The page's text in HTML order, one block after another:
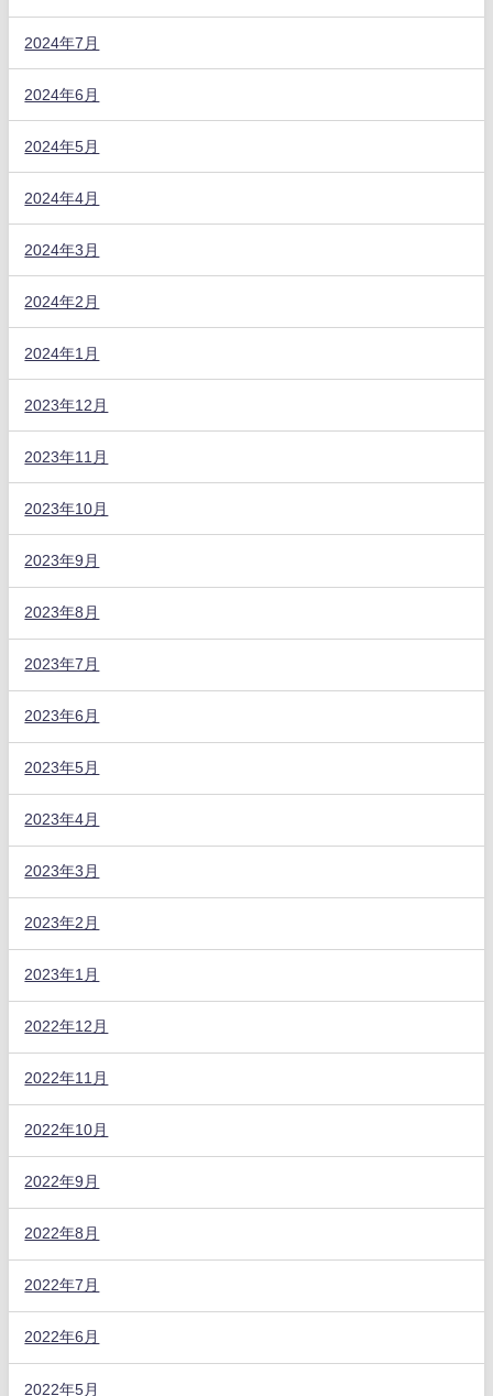
2024年7月
2024年6月
2024年5月
2024年4月
2024年3月
2024年2月
2024年1月
2023年12月
2023年11月
2023年10月
2023年9月
2023年8月
2023年7月
2023年6月
2023年5月
2023年4月
2023年3月
2023年2月
2023年1月
2022年12月
2022年11月
2022年10月
2022年9月
2022年8月
2022年7月
2022年6月
2022年5月